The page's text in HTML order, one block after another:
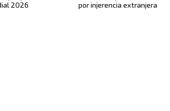
2026
por injerencia extranjera